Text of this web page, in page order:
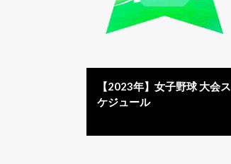
【2023年】女子野球 大会ス
ケジュール